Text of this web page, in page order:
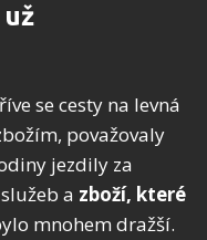
se cesty na levná
považovaly
jezdily za
a zboží, které
mnohem dražší.